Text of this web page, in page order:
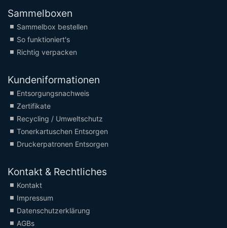
Sammelboxen
Sammelbox bestellen
So funktioniert's
Richtig verpacken
Kundeniformationen
Entsorgungsnachweis
Zertifikate
Recycling / Umweltschutz
Tonerkartuschen Entsorgen
Druckerpatronen Entsorgen
Kontakt & Rechtliches
Kontakt
Impressum
Datenschutzerklärung
AGBs